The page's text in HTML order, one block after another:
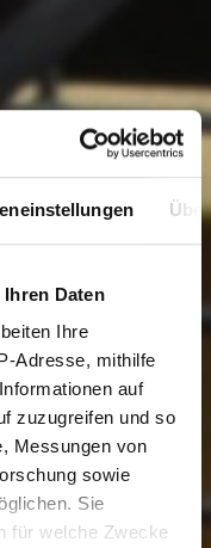
Daten
Ihre
Adresse, mithilfe
auf
zuzugreifen und so
Messungen von
sowie
Sie
für welche Zwecke